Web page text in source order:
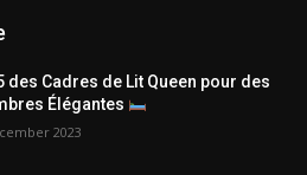
des Cadres de Lit Queen pour des
Élégantes
2023